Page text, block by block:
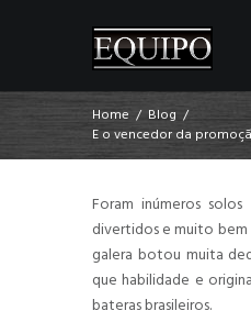
Home
Blog
E o vencedor da
Foram inúmeros
divertidos e muito
galera botou muita
que habilidade e
bateras brasileiros.